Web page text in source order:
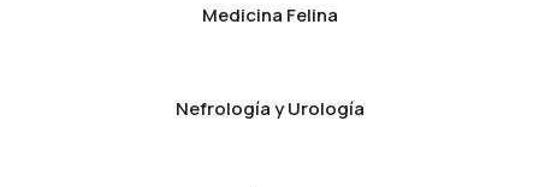
Medicina Felina
Nefrología y Urología